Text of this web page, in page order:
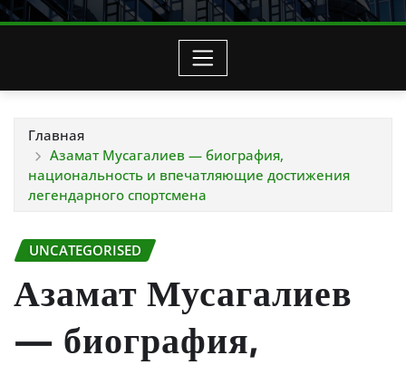
Главная
Азамат Мусагалиев — биография,
национальность и впечатляющие достижения
легендарного спортсмена
UNCATEGORISED
Азамат Мусагалиев
— биография,